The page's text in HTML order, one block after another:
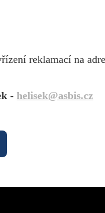
reklamací na
-helisek@asbis.cz